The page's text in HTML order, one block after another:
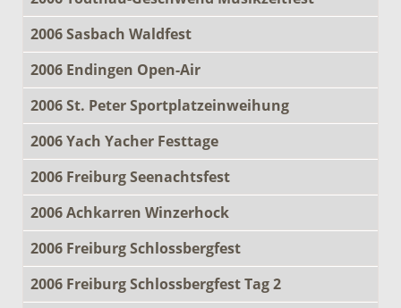
2006 Sasbach Waldfest
2006 Endingen Open-Air
2006 St. Peter Sportplatzeinweihung
2006 Yach Yacher Festtage
2006 Freiburg Seenachtsfest
2006 Achkarren Winzerhock
2006 Freiburg Schlossbergfest
2006 Freiburg Schlossbergfest Tag 2